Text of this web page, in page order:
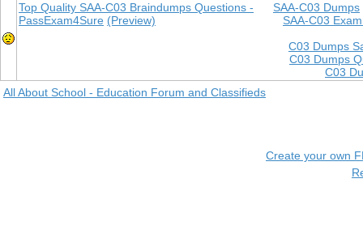
SAA-C03 Dumps
SAA-C03
C03 Dumps
C03 Dumps
C03
Top Quality SAA-C03 Braindumps Questions -
PassExam4Sure (Preview)
All About School - Education Forum and Classifieds
Create your own